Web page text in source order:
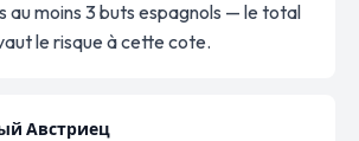
au moins 3 buts espagnols — le total
le risque à cette cote.
Австриец